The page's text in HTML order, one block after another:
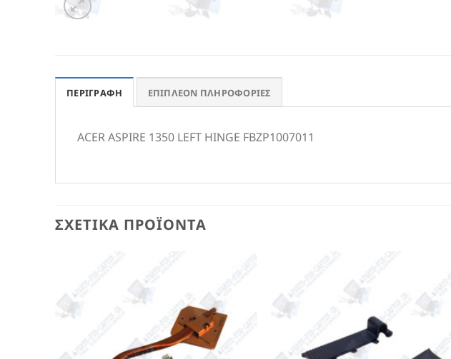
ΠΕΡΙΓΡΑΦΉ ΕΠΙΠΛΈΟΝ ΠΛΗΡΟΦΟΡΊΕΣ
ACER ASPIRE 1350 LEFT HINGE FBZP1007011
ΣΧΕΤΙΚΆ ΠΡΟΪΌΝΤΑ
Wishlist